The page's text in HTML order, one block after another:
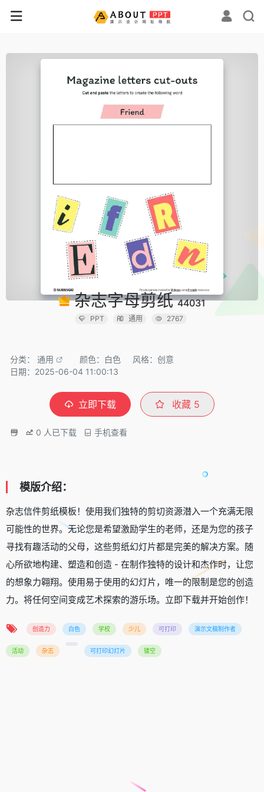
杂志字母剪纸44031
PPT 通用 2767
分类： 通用 颜色：白色
风格：创意
日期：2025-06-04 11:00:13
立即下载 收藏 5
0 人已下载 手机查看
模版介绍：
杂志信件剪纸模板！使用我们独特的剪切资源潜入一个充满无限
可能性的世界。无论您是希望激励学生的老师，还是为您的孩子
寻找有趣活动的父母，这些剪纸幻灯片都是完美的解决方案。随
心所欲地构建、塑造和创造 - 在制作独特的设计和杰作时，让您
的想象力翱翔。使用易于使用的幻灯片，唯一的限制是您的创造
力。将任何空间变成艺术探索的游乐场。立即下载并开始创作！
创造力 白色 学校 少儿 可打印 演示文稿制作者
活动 杂志 可打印幻灯片 镂空